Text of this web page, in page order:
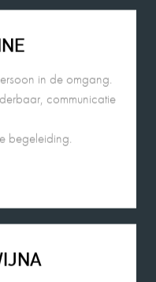
in de omgang.
begeleiding.
zeker